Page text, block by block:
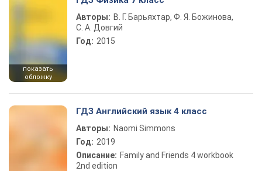
показать
обложку
Авторы: В. Г. Барьяхтар, Ф. Я. Божинова,
С. А. Довгий
Год: 2015
ГДЗ Английский язык 4 класс
Авторы: Naomi Simmons
Год: 2019
Описание: Family and Friends 4 workbook
2nd edition